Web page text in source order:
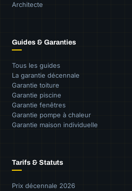
Architecte
Guides & Garanties
Tous les guides
La garantie décennale
Garantie toiture
Garantie piscine
Garantie fenêtres
Garantie pompe à chaleur
Garantie maison individuelle
Tarifs & Statuts
Prix décennale 2026